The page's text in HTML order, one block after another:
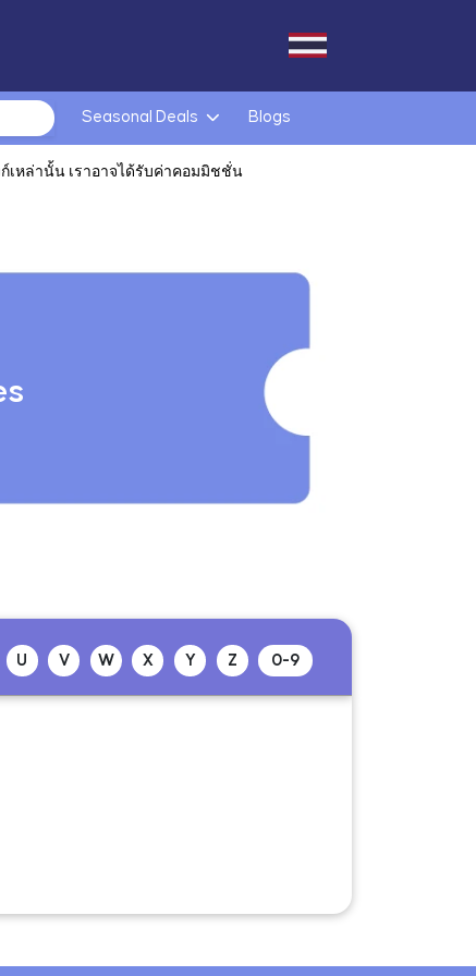
Seasonal Deals Blogs
เหล่านั้น เราอาจได้รับค่าคอมมิชชั่น
U V W X Y Z 0-9